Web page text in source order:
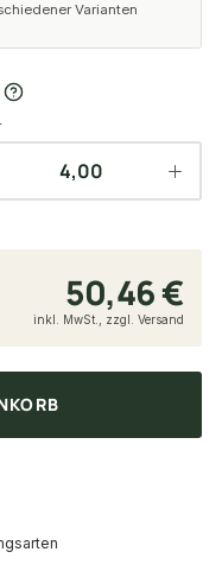
Varianten
50,46 €
inkl. MwSt., zzgl. Versand